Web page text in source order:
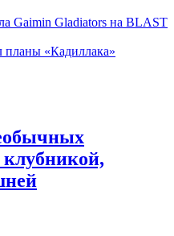
Gaimin Gladiators на BLAST
«Кадиллака»
клубникой,